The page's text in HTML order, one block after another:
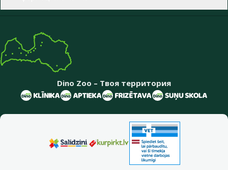
Dino Zoo – Твоя территория